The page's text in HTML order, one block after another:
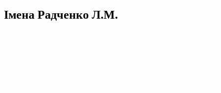
Імена Радченко Л.М.